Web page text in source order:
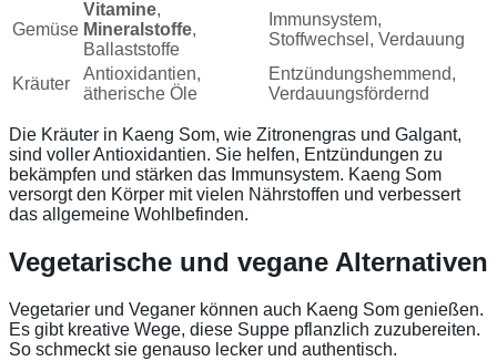
Gemüse
Vitamine,
Mineralstoffe,
Ballaststoffe
Immunsystem,
Stoffwechsel, Verdauung
Kräuter
Antioxidantien,
ätherische Öle
Entzündungshemmend,
Verdauungsfördernd
Die Kräuter in Kaeng Som, wie Zitronengras und Galgant,
sind voller Antioxidantien. Sie helfen, Entzündungen zu
bekämpfen und stärken das Immunsystem. Kaeng Som
versorgt den Körper mit vielen Nährstoffen und verbessert
das allgemeine Wohlbefinden.
Vegetarische und vegane Alternativen
Vegetarier und Veganer können auch Kaeng Som genießen.
Es gibt kreative Wege, diese Suppe pflanzlich zuzubereiten.
So schmeckt sie genauso lecker und authentisch.